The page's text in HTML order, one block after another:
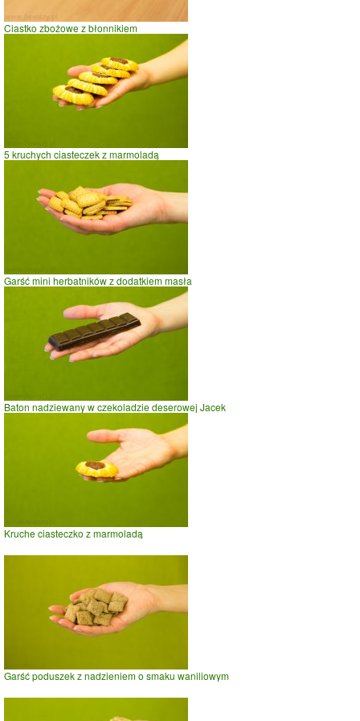
Ciastko zbożowe z błonnikiem
5 kruchych ciasteczek z marmoladą
Garść mini herbatników z dodatkiem masła
Baton nadziewany w czekoladzie deserowej Jacek
Kruche ciasteczko z marmoladą
Garść poduszek z nadzieniem o smaku waniliowym